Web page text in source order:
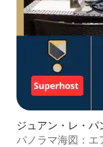
ジュアン・レ・パ
パノラマ海図：